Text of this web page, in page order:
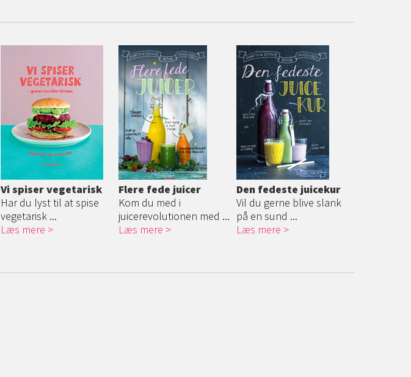
Vi spiser vegetarisk
Har du lyst til at spise
vegetarisk ...
Læs mere
Flere fede juicer
Kom du med i
juicerevolutionen med ...
Læs mere
Den fedeste juicekur
Vil du gerne blive slank
på en sund ...
Læs mere